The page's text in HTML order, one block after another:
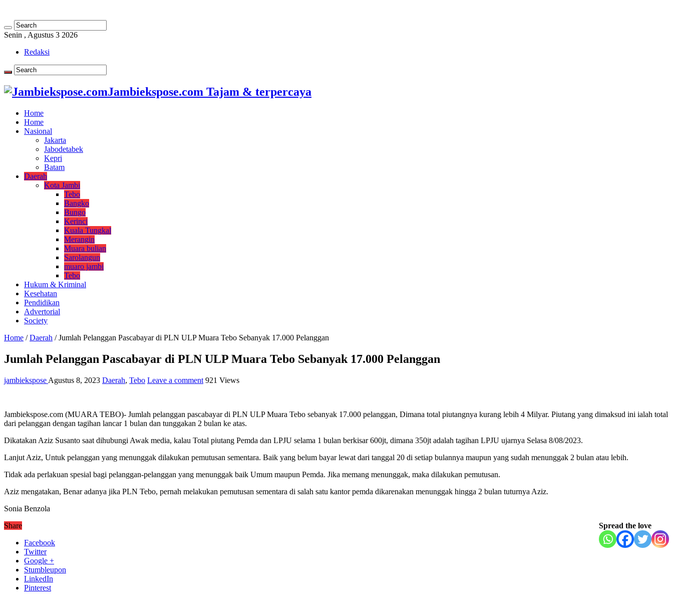
Senin , Agustus 3 2026
Redaksi
Jambiekspose.com Tajam & terpercaya
Home
Home
Nasional
Jakarta
Jabodetabek
Kepri
Batam
Daerah
Kota Jambi
Tebo
Bangko
Bungo
Kerinci
Kuala Tungkal
Merangin
Muara bulian
Sarolangun
muaro jambi
Tebo
Hukum & Kriminal
Kesehatan
Pendidikan
Advertorial
Society
Home / Daerah / Jumlah Pelanggan Pascabayar di PLN ULP Muara Tebo Sebanyak 17.000 Pelanggan
Jumlah Pelanggan Pascabayar di PLN ULP Muara Tebo Sebanyak 17.000 Pelanggan
jambiekspose Agustus 8, 2023 Daerah, Tebo Leave a comment 921 Views
Jambiekspose.com (MUARA TEBO)- Jumlah pelanggan pascabayar di PLN ULP Muara Tebo sebanyak 17.000 pelanggan, Dimana total piutangnya kurang lebih 4 Milyar. Piutang yang dimaksud ini ialah total
dari pelanggan dengan tagihan lancar 1 bulan dan tunggakan 2 bulan ke atas.
Dikatakan Aziz Susanto saat dihubungi Awak media, kalau Total piutang Pemda dan LPJU selama 1 bulan berkisar 600jt, dimana 350jt adalah tagihan LPJU ujarnya Selasa 8/08/2023.
Lanjut Aziz, Untuk pelanggan yang menunggak dilakukan pemutusan sementara. Baik yang belum bayar lewat dari tanggal 20 di setiap bulannya maupun yang sudah menunggak 2 bulan atau lebih.
Tidak ada perlakuan spesial bagi pelanggan-pelanggan yang menunggak baik Umum maupun Pemda. Jika memang menunggak, maka dilakukan pemutusan.
Aziz mengatakan, Benar adanya jika PLN Tebo, pernah melakukan pemutusan sementara di salah satu kantor pemda dikarenakan menunggak hingga 2 bulan tuturnya Aziz.
Sonia Benzola
Spread the love
Share
Facebook
Twitter
Google +
Stumbleupon
LinkedIn
Pinterest